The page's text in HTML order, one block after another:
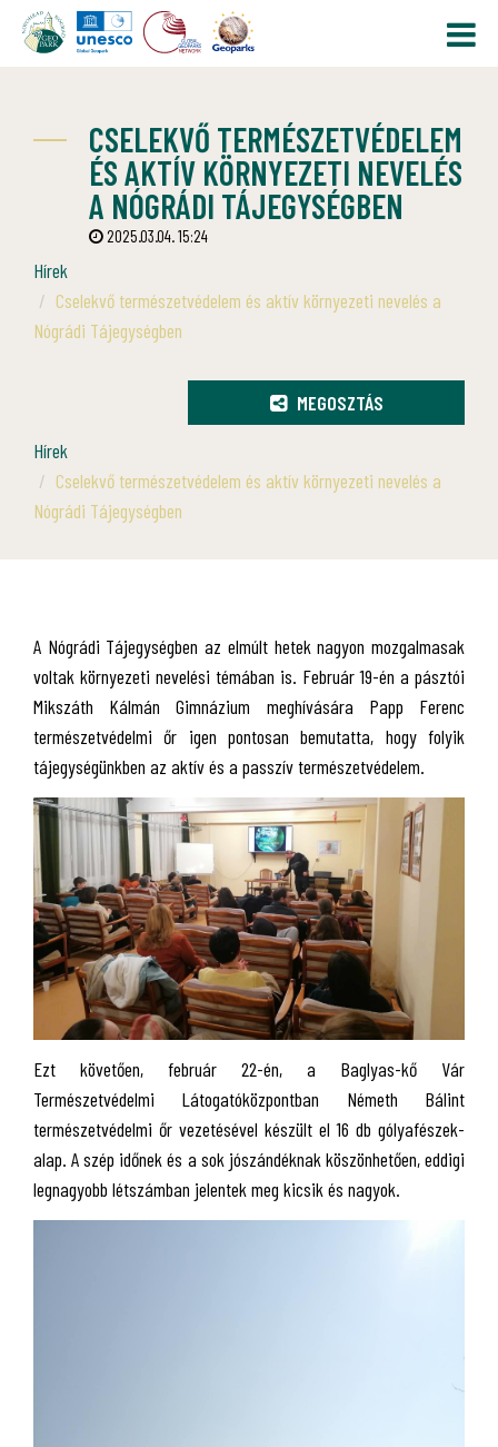
CSELEKVŐ TERMÉSZETVÉDELEM
ÉS AKTÍV KÖRNYEZETI NEVELÉS
A NÓGRÁDI TÁJEGYSÉGBEN
2025.03.04. 15:24
Hírek
Cselekvő természetvédelem és aktív környezeti nevelés a
Nógrádi Tájegységben
MEGOSZTÁS
Hírek
Cselekvő természetvédelem és aktív környezeti nevelés a
Nógrádi Tájegységben
A Nógrádi Tájegységben az elmúlt hetek nagyon mozgalmasak
voltak környezeti nevelési témában is. Február 19-én a pásztói
Mikszáth Kálmán Gimnázium meghívására Papp Ferenc
természetvédelmi őr igen pontosan bemutatta, hogy folyik
tájegységünkben az aktív és a passzív természetvédelem.
Ezt követően, február 22-én, a Baglyas-kő Vár
Természetvédelmi Látogatóközpontban Németh Bálint
természetvédelmi őr vezetésével készült el 16 db gólyafészek-
alap. A szép időnek és a sok jószándéknak köszönhetően, eddigi
legnagyobb létszámban jelentek meg kicsik és nagyok.